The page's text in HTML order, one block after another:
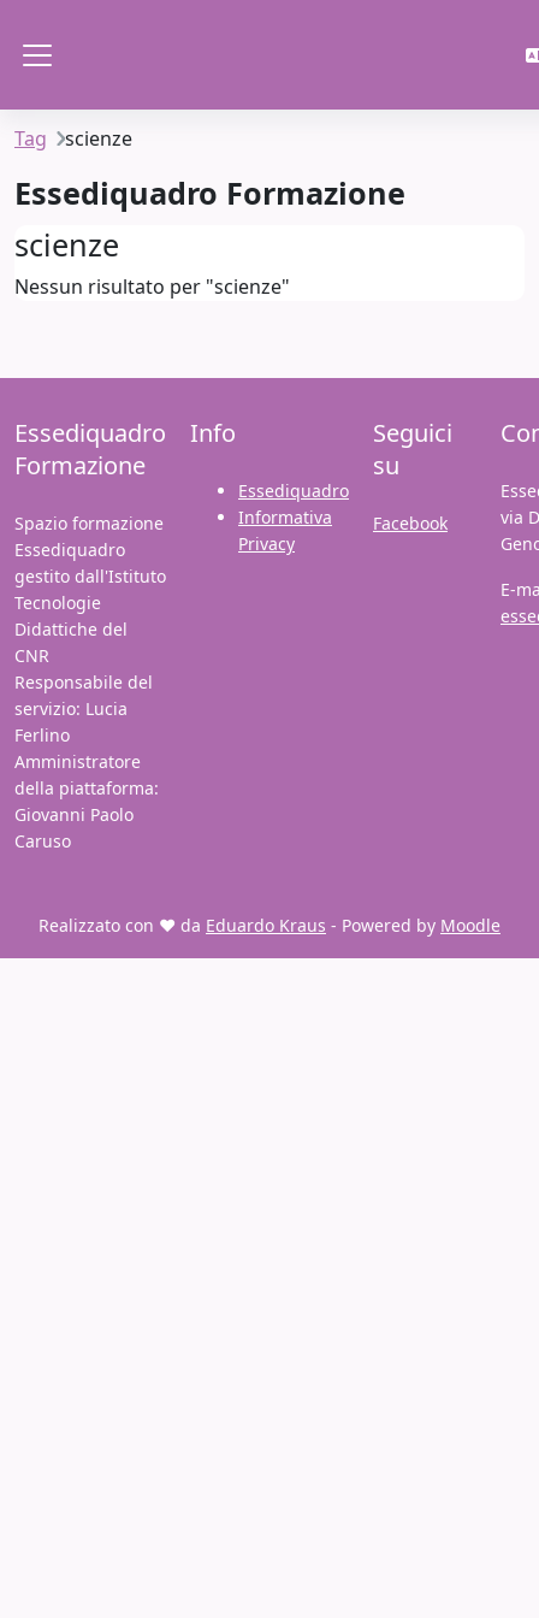
Tag scienze
Essediquadro Formazione
scienze
Nessun risultato per "scienze"
Essediquadro
Formazione
Spazio formazione
Essediquadro
gestito dall'Istituto
Tecnologie
Didattiche del
CNR
Responsabile del
servizio: Lucia
Ferlino
Amministratore
della piattaforma:
Giovanni Paolo
Caruso
Info
Essediquadro
Informativa
Privacy
Seguici
su
Facebook
via
E-
Realizzato con ❤️ da Eduardo Kraus - Powered by Moodle